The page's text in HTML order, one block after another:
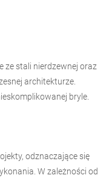
ze stali nierdzewnej oraz
architekturze.
bryle.
odznaczające się
W zależności od